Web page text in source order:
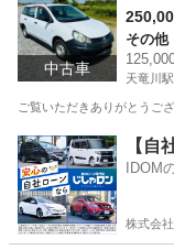
中古車
その他
天竜川駅
ご覧いただきありがとうご
静岡 浜松市 天竜
【自
IDOM
株式会